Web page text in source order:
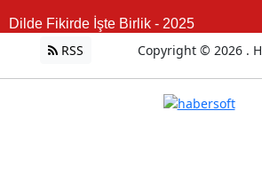
Dilde Fikirde İşte Birlik - 2025
RSS Copyright © 2026 .